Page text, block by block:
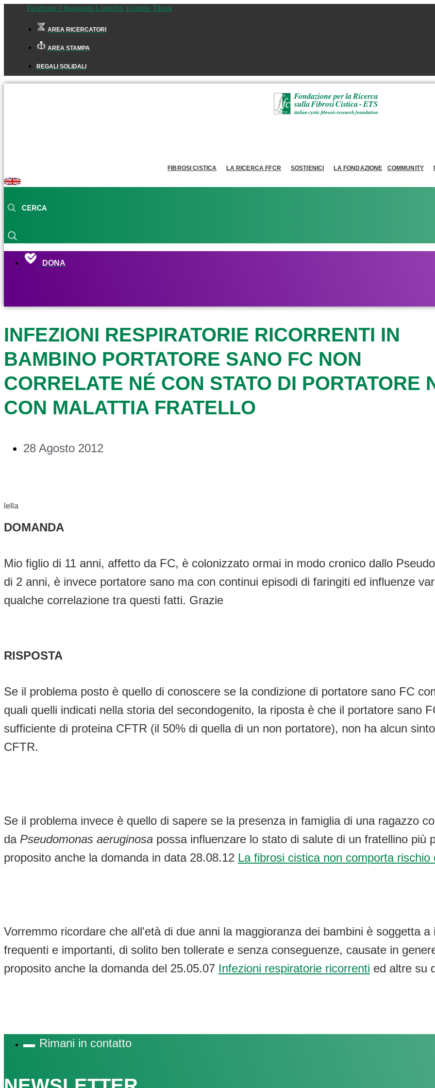
Facebook-f Instagram Linkedin Youtube Tiktok
AREA RICERCATORI
AREA STAMPA
REGALI SOLIDALI
FIBROSI CISTICA LA RICERCA FFCR SOSTIENICI LA FONDAZIONE COMMUNITY
DONA
INFEZIONI RESPIRATORIE RICORRENTI IN
BAMBINO PORTATORE SANO FC NON
CORRELATE NÉ CON STATO DI PORTATORE
CON MALATTIA FRATELLO
28 Agosto 2012
lella
DOMANDA
Mio figlio di 11 anni, affetto da FC, è colonizzato ormai in modo cronico dallo
di 2 anni, è invece portatore sano ma con continui episodi di faringiti ed influenze
qualche correlazione tra questi fatti. Grazie
RISPOSTA
Se il problema posto è quello di conoscere se la condizione di portatore sano FC
quali quelli indicati nella storia del secondogenito, la riposta è che il portatore sano
sufficiente di proteina CFTR (il 50% di quella di un non portatore), non ha alcun
CFTR.
Se il problema invece è quello di sapere se la presenza in famiglia di una ragazzo
da Pseudomonas aeruginosa possa influenzare lo stato di salute di un fratellino più
proposito anche la domanda in data 28.08.12 La fibrosi cistica non comporta
Vorremmo ricordare che all'età di due anni la maggioranza dei bambini è soggetta
frequenti e importanti, di solito ben tollerate e senza conseguenze, causate in
proposito anche la domanda del 25.05.07 Infezioni respiratorie ricorrenti ed altre su
Rimani in contatto